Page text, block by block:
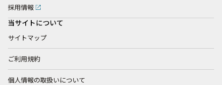
採用情報
当サイトについて
サイトマップ
ご利用規約
個人情報の取扱いについて